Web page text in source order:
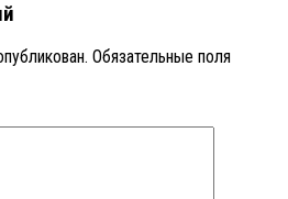
Обязательные поля